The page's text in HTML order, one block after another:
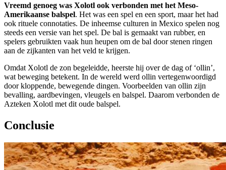
Vreemd genoeg was Xolotl ook verbonden met het Meso-
Amerikaanse balspel. Het was een spel en een sport, maar het had
ook rituele connotaties. De inheemse culturen in Mexico spelen nog
steeds een versie van het spel. De bal is gemaakt van rubber, en
spelers gebruikten vaak hun heupen om de bal door stenen ringen
aan de zijkanten van het veld te krijgen.
Omdat Xolotl de zon begeleidde, heerste hij over de dag of ‘ollin’,
wat beweging betekent. In de wereld werd ollin vertegenwoordigd
door kloppende, bewegende dingen. Voorbeelden van ollin zijn
bevalling, aardbevingen, vleugels en balspel. Daarom verbonden de
Azteken Xolotl met dit oude balspel.
Conclusie